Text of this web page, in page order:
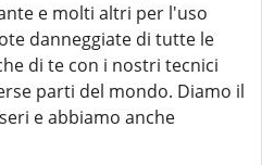
e molti altri per l'uso
danneggiate di tutte le
di te con i nostri tecnici
parti del mondo. Diamo il
e abbiamo anche